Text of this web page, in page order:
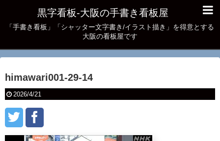
黒字看板‐大阪の手書き看板屋
「手書き看板」「シャッター文字書き/イラスト描き」を得意とする
大阪の看板屋です
himawari001-29-14
2026/4/21